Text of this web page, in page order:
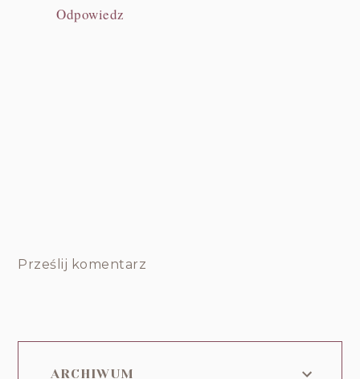
Odpowiedz
Prześlij komentarz
ARCHIWUM